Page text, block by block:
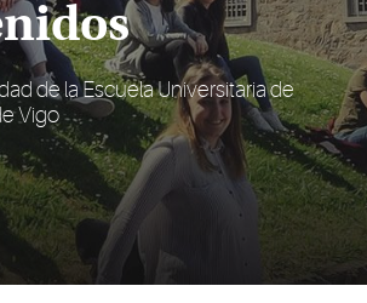
de la Escuela Universitaria de
Vigo